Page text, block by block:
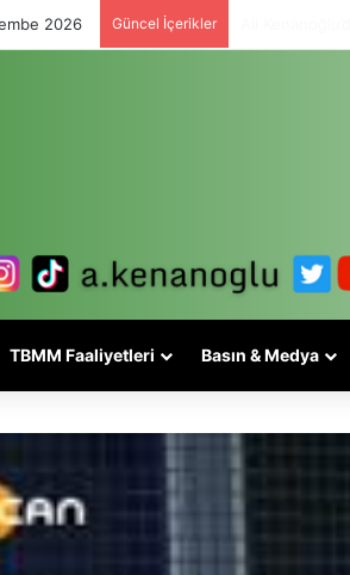
2026 Güncel İçerikler
TBMM Faaliyetleri Basın & Medya